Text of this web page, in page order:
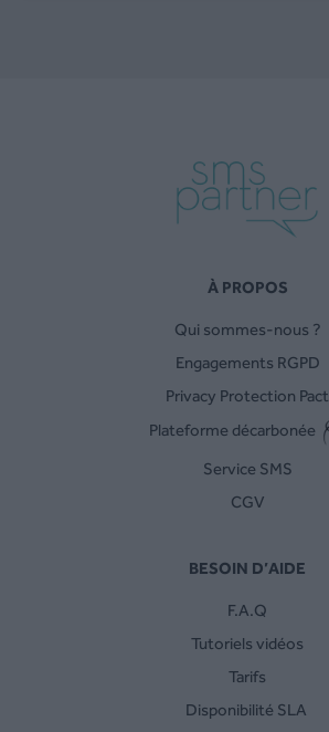
À PROPOS
Qui sommes-nous ?
Engagements RGPD
Privacy Protection Pact
Plateforme décarbonée
Service SMS
CGV
BESOIN D’AIDE
F.A.Q
Tutoriels vidéos
Tarifs
Disponibilité SLA